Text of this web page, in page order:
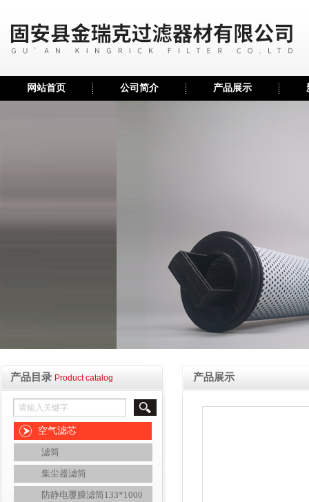
网站首页 公司简介 产品展示
产品目录 Product catalog
空气滤芯
滤筒
集尘器滤筒
防静电覆膜滤筒133*1000
产品展示